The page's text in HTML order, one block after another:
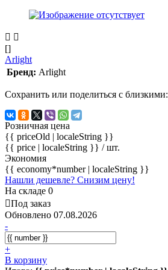
[]
Arlight
Бренд: Arlight
Сохранить или поделиться с близкими:
Розничная цена
{{ priceOld | localeString }}
{{ price | localeString }} / шт.
Экономия
{{ economy*number | localeString }}
Нашли дешевле? Снизим цену!
На складе 0
Под заказ
Обновлено 07.08.2026
-
+
В корзину